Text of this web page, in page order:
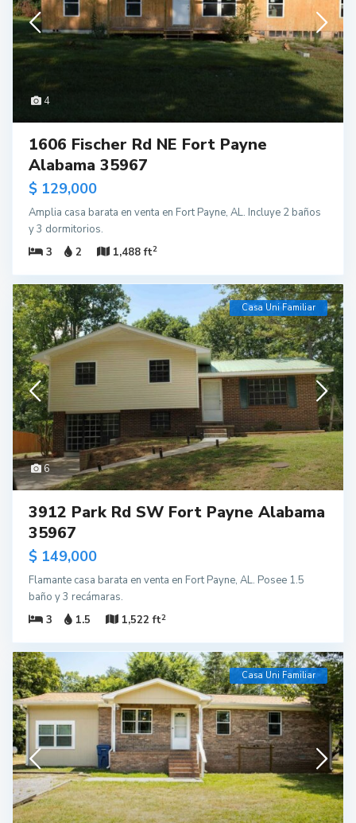
4
1606 Fischer Rd NE Fort Payne
Alabama 35967
$ 129,000
Amplia casa barata en venta en Fort Payne, AL. Incluye 2 baños
y 3 dormitorios.
3
2 1,488 ft2
6
Casa Uni Familiar
3912 Park Rd SW Fort Payne Alabama
35967
$ 149,000
Flamante casa barata en venta en Fort Payne, AL. Posee 1.5
baño y 3 recámaras.
3
1.5 1,522 ft2
Casa Uni Familiar